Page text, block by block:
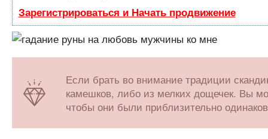
Зарегистрироваться и Начать продвижение
Если брать во внимание традиции
камешков, либо из мелких дощечек. Вы
чтобы они были приблизительно